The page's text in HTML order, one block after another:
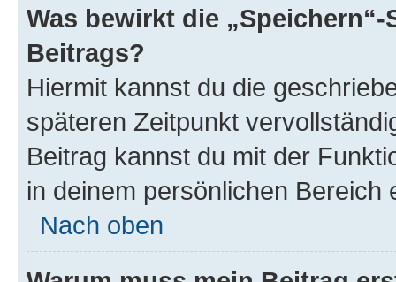
Was bewirkt die
Beitrags?
Hiermit kannst du die
späteren Zeitpunkt
Beitrag kannst du mit der
in deinem persönlichen Bereich
Nach oben